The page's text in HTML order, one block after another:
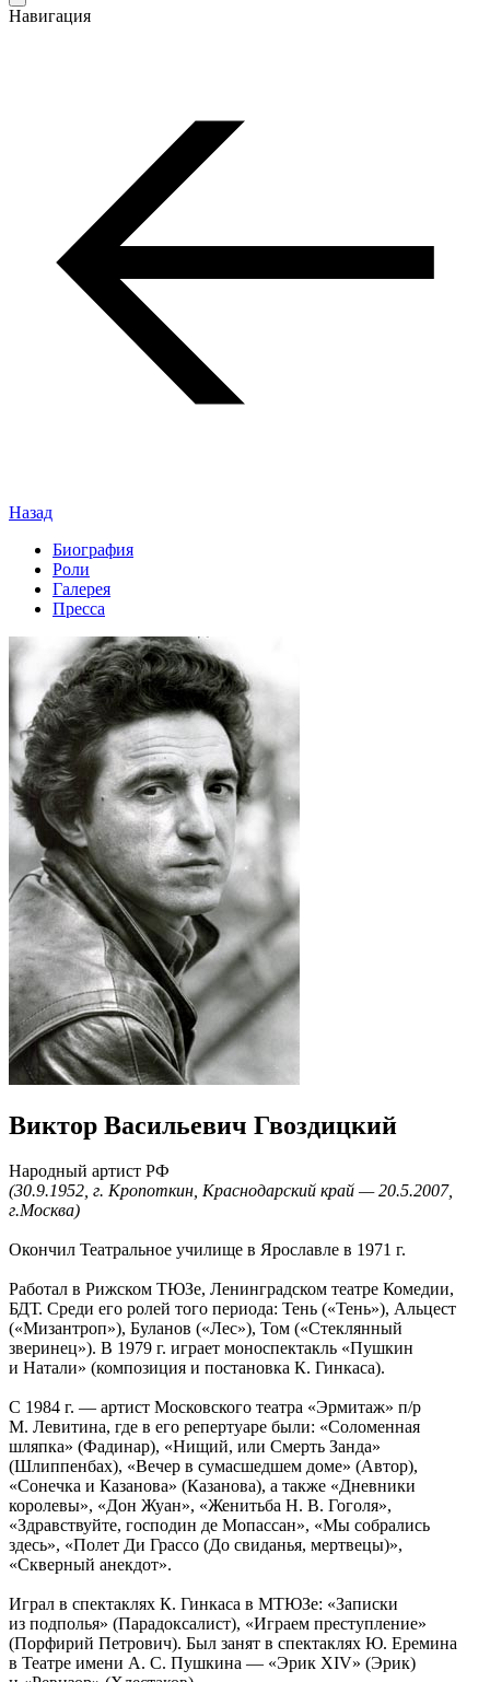
Навигация
Назад
Биография
Роли
Галерея
Пресса
Виктор Васильевич Гвоздицкий
Народный артист РФ
(30.9.1952, г. Кропоткин, Краснодарский край — 20.5.2007,
г.Москва)
Окончил Театральное училище в Ярославле в 1971 г.
Работал в Рижском ТЮЗе, Ленинградском театре Комедии,
БДТ. Среди его ролей того периода: Тень («Тень»), Альцест
(«Мизантроп»), Буланов («Лес»), Том («Стеклянный
зверинец»). В 1979 г. играет моноспектакль «Пушкин
и Натали» (композиция и постановка К. Гинкаса).
С 1984 г. — артист Московского театра «Эрмитаж» п/р
М. Левитина, где в его репертуаре были: «Соломенная
шляпка» (Фадинар), «Нищий, или Смерть Занда»
(Шлиппенбах), «Вечер в сумасшедшем доме» (Автор),
«Сонечка и Казанова» (Казанова), а также «Дневники
королевы», «Дон Жуан», «Женитьба Н. В. Гоголя»,
«Здравствуйте, господин де Мопассан», «Мы собрались
здесь», «Полет Ди Грассо (До свиданья, мертвецы)»,
«Скверный анекдот».
Играл в спектаклях К. Гинкаса в МТЮЗе: «Записки
из подполья» (Парадоксалист), «Играем преступление»
(Порфирий Петрович). Был занят в спектаклях Ю. Еремина
в Театре имени А. С. Пушкина — «Эрик XIV» (Эрик)